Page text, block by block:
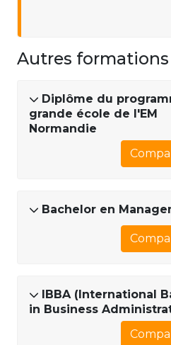
Autres formations
Diplôme du
grande école de l'EM
Normandie
Bachelor en
IBBA (International
in Business